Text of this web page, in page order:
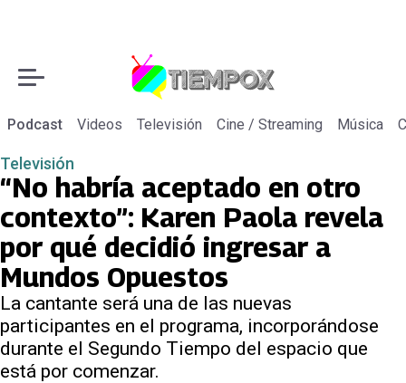
Podcast Videos Televisión Cine / Streaming Música
Televisión
“No habría aceptado en otro
contexto”: Karen Paola revela
por qué decidió ingresar a
Mundos Opuestos
La cantante será una de las nuevas
participantes en el programa, incorporándose
durante el Segundo Tiempo del espacio que
está por comenzar.